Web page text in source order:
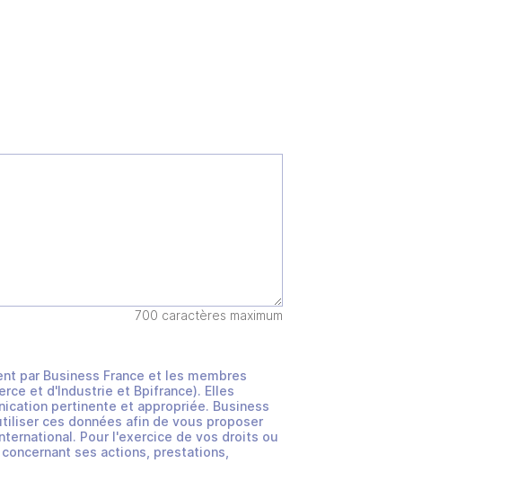
700 caractères maximum
par Business France et les membres
et d'Industrie et Bpifrance). Elles
pertinente et appropriée. Business
ces données afin de vous proposer
Pour l'exercice de vos droits ou
ses actions, prestations,